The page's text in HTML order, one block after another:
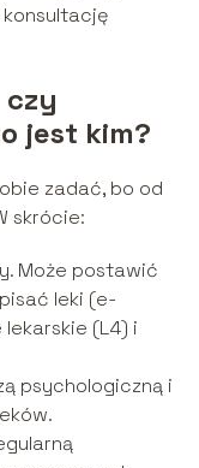
jest kim?
zadać, bo od
skrócie:
Może postawić
leki (e-
(L4) i
psychologiczną i